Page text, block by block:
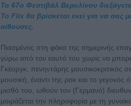
Το 67ο Φεστιβάλ Βερολίνου
Το Flix θα βρίσκεται εκεί για να σας
αίθουσες.
Πιασμένος στη φάκα της σημερινής
γύρω από τον εαυτό του χωρίς να
Γκέοργκ, πενηντάρης μουσικοκριτικός
μουσική, έναντι της ροκ και το γεγονός
μισθό του, ωθούν τον (Γερμανό)
μοιράζεται την πληροφορία με τη